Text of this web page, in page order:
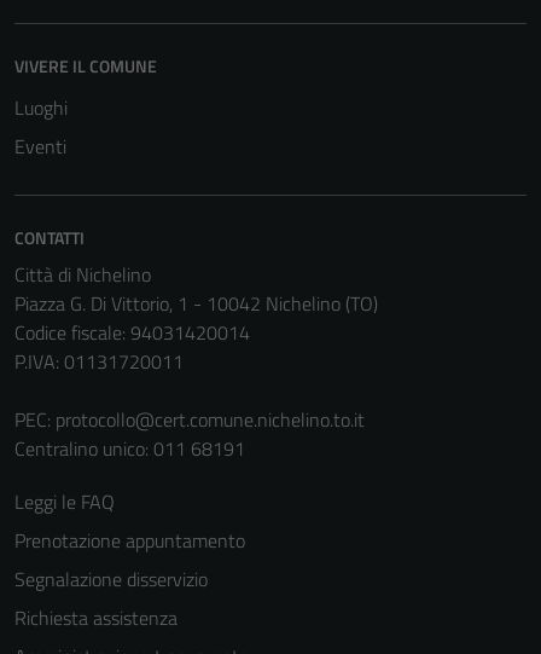
VIVERE IL COMUNE
Luoghi
Eventi
CONTATTI
Città di Nichelino
Piazza G. Di Vittorio, 1 - 10042 Nichelino (TO)
Codice fiscale: 94031420014
P.IVA: 01131720011
PEC: protocollo@cert.comune.nichelino.to.it
Centralino unico: 011 68191
Leggi le FAQ
Prenotazione appuntamento
Segnalazione disservizio
Richiesta assistenza